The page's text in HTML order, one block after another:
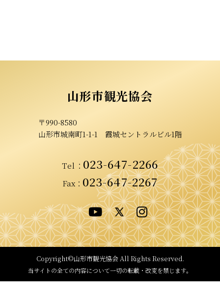
山形市観光協会
〒990-8580
山形市城南町1-1-1 霞城セントラルビル1階
Tel ： 023-647-2266
Fax： 023-647-2267
Copyright©山形市観光協会All Rights Reserved.
当サイトの全ての内容について一切の転載・改変を禁じます。